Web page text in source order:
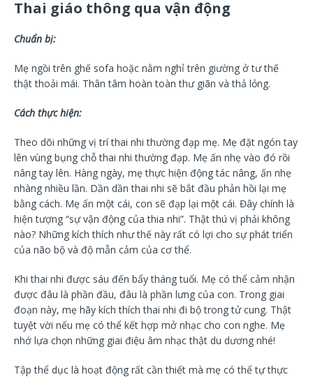
Thai giáo thông qua vận động
Chuẩn bị:
Mẹ ngồi trên ghế sofa hoặc nằm nghỉ trên giường ở tư thế
thật thoải mái. Thân tâm hoàn toàn thư giãn và thả lỏng.
Cách thực hiện:
Theo dõi những vị trí thai nhi thường đạp mẹ. Mẹ đặt ngón tay
lên vùng bụng chỗ thai nhi thường đạp. Mẹ ấn nhẹ vào đó rồi
nâng tay lên. Hàng ngày, mẹ thực hiện động tác nâng, ấn nhẹ
nhàng nhiều lần. Dần dần thai nhi sẽ bắt đầu phản hồi lại mẹ
bằng cách. Mẹ ấn một cái, con sẽ đạp lại một cái. Đây chính là
hiện tượng “sự vận động của thia nhi”. Thật thú vị phải không
nào? Những kích thích như thế này rất có lợi cho sự phát triển
của não bộ và độ mẫn cảm của cơ thể.
Khi thai nhi được sáu đến bẩy tháng tuổi. Mẹ có thể cảm nhận
được đâu là phần đầu, đâu là phần lưng của con. Trong giai
đoạn này, mẹ hãy kích thích thai nhi đi bộ trong tử cung. Thật
tuyệt vời nếu mẹ có thể kết hợp mở nhạc cho con nghe. Mẹ
nhớ lựa chọn những giai điệu âm nhạc thật du dương nhé!
Tập thể dục là hoạt động rất cần thiết mà mẹ có thể tự thực